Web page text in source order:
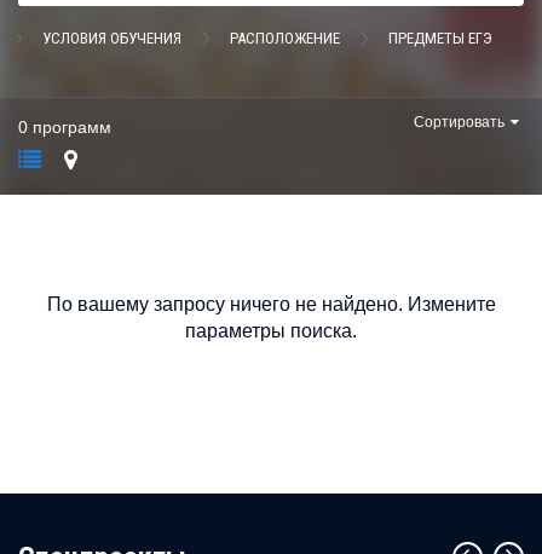
УСЛОВИЯ ОБУЧЕНИЯ РАСПОЛОЖЕНИЕ ПРЕДМЕТЫ ЕГЭ
0 программ Сортировать
По вашему запросу ничего не найдено. Измените
параметры поиска.